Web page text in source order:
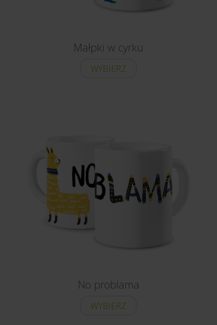
Małpki w cyrku
WYBIERZ
No problama
WYBIERZ